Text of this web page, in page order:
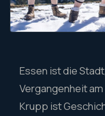
Essen ist die
Vergangenheit
Krupp ist